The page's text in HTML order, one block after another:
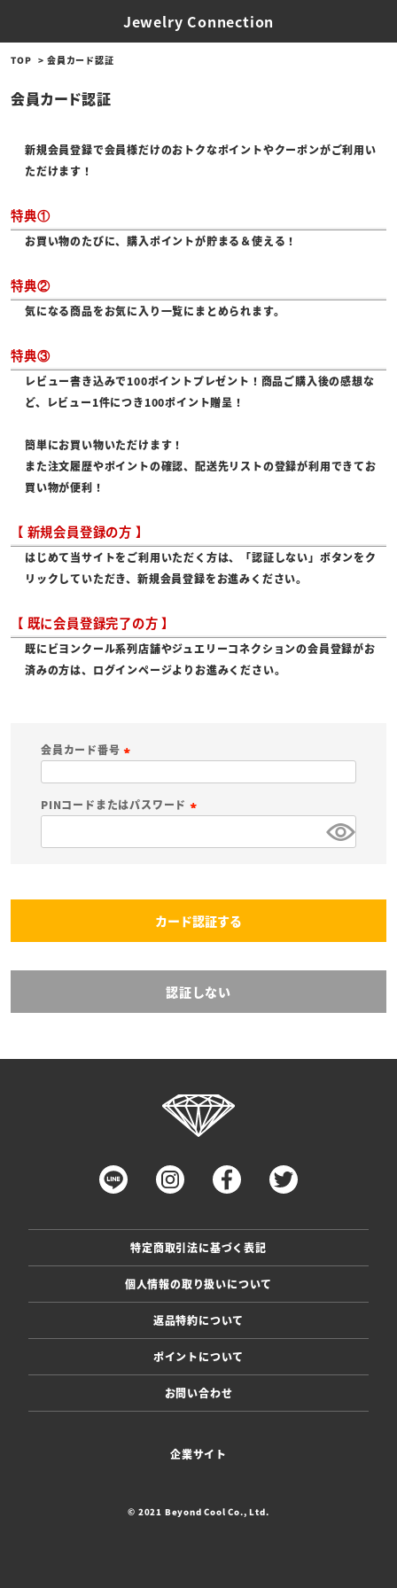
Jewelry Connection
TOP 会員カード認証
会員カード認証
新規会員登録で会員様だけのおトクなポイントやクーポンがご利用い
ただけます！
特典①
お買い物のたびに、購入ポイントが貯まる＆使える！
特典②
気になる商品をお気に入り一覧にまとめられます。
特典③
レビュー書き込みで100ポイントプレゼント！商品ご購入後の感想な
ど、レビュー1件につき100ポイント贈呈！
簡単にお買い物いただけます！
また注文履歴やポイントの確認、配送先リストの登録が利用できてお
買い物が便利！
【 新規会員登録の方 】
はじめて当サイトをご利用いただく方は、「認証しない」ボタンをク
リックしていただき、新規会員登録をお進みください。
【 既に会員登録完了の方 】
既にビヨンクール系列店舗やジュエリーコネクションの会員登録がお
済みの方は、ログインページよりお進みください。
会員カード番号
必
須
PINコードまたはパスワード
)
カード認証する
認証しない
特定商取引法に基づく表記
個人情報の取り扱いについて
返品特約について
ポイントについて
お問い合わせ
企業サイト
© 2021 Beyond Cool Co., Ltd.